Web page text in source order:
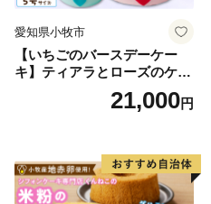
愛知県小牧市
【いちごのバースデーケー
キ】ティアラとローズのケー
キ スイーツ デザート 洋菓
子 お取り寄せ 愛知県 小牧市
レーション ホールケーキ 日
時指定可
21,000円